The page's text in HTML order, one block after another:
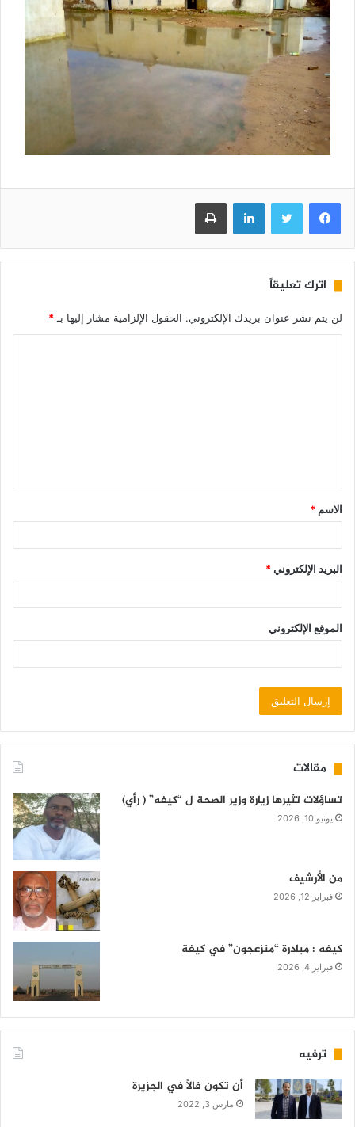
فيسبوك تويتر لينكدإن طباعة
اترك تعليقاً
لن يتم نشر عنوان بريدك الإلكتروني. الحقول الإلزامية مشار إليها بـ *
الاسم *
البريد الإلكتروني*
الموقع الإلكتروني
مقالات
تساؤلات تثيرها زيارة وزير الصحة ل “كيفه” ( رأي)
يونيو 10, 2026
من الأرشيف
فبراير 12, 2026
كيفه : مبادرة “منزعجون” في كيفة
فبراير 4, 2026
ترفيه
أن تكون فالاً في الجزيرة
مارس 3, 2022